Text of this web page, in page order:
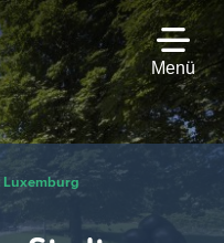
Menü
Luxemburg